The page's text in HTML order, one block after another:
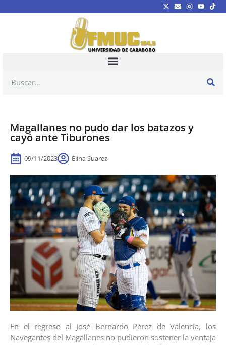
Magallanes no pudo dar los batazos y
cayó ante Tiburones
09/11/2023 Elina Suarez
En el regreso al José Bernardo Pérez de Valencia, los
Navegantes del Magallanes no pudieron sostener la ventaja